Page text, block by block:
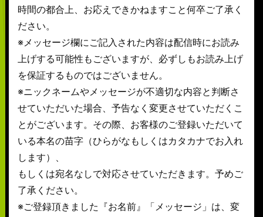
時間の都合上、お応えできかねますこと何卒ご了承く
ださい。
※メッセージ欄にご記入された内容は配信時にお読み
上げする可能性もございますが、必ずしもお読み上げ
を保証するものではございません。
※ニックネームやメッセージが不適切な内容と判断さ
せていただいた場合、予告なく変更させていただくこ
とがございます。その際、お客様のご登録いただいて
いる本名の苗字（ひらがなもしくはカタカナでお入れ
します）、
もしくは宛名なしで対応させていただきます。予めご
了承ください。
※ご登録頂きました『お名前』「メッセージ」は、変